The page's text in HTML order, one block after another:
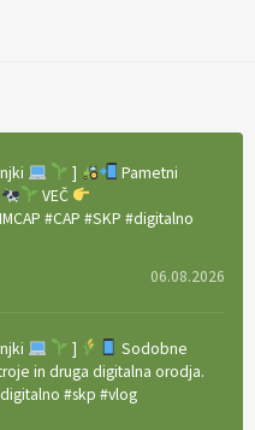
]
Pametni
VEČ
#CAP #SKP #digitalno
06.08.2026
]
Sodobne
in druga digitalna orodja.
#skp #vlog